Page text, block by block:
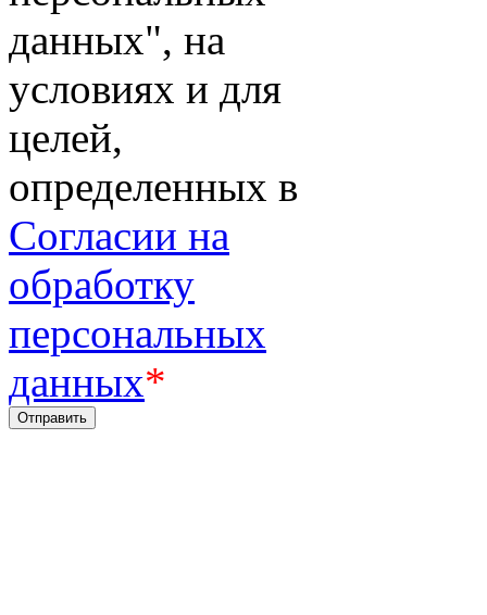
данных", на
условиях и для
целей,
определенных в
Согласии на
обработку
персональных
данных*